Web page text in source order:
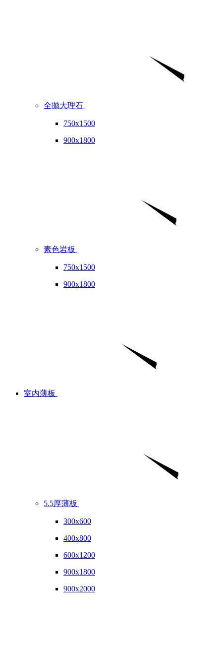
全抛大理石
750x1500
900x1800
素色岩板
750x1500
900x1800
室内薄板
5.5厚薄板
300x600
400x800
600x1200
900x1800
900x2000